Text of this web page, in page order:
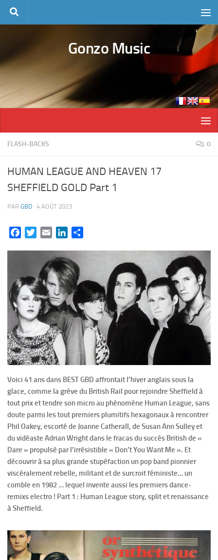
Skip to content
Gonzo Music
FLASH-BACKS 0
HUMAN LEAGUE AND HEAVEN 17
SHEFFIELD GOLD Part 1
PAR GBD · 4 AOÛT 2023
FacebookTwitterEmail LinkedIn
Voici 41 ans dans BEST GBD affrontait l’hiver anglais sous la
glace, comme la grève du British Rail pour rejoindre Sheffield à
tout prix et tendre son micro au phénomène Human League, sans
doute parmi les tout premiers plumitifs hexagonaux à rencontrer
Phil Oakey, escorté de Joanne Catherall, de Susan Ann Sulley et
du vidéaste Adrian Wright dans le fracas du succès British de «
Dare » propulsé par l’irrésistible « Don’t You Want Me ». Et
découvrir à sa plus grande stupéfaction un pop band pionnier
viscéralement rebelle, militant et de surcroit féministe… un
comble en 1982 … lequel invente aussi les premiers dance-
remixs electro ! Part 1 : Human League story, split et renaissance
à Sheffield.